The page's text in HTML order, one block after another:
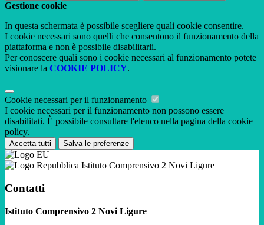
Gestione cookie
In questa schermata è possibile scegliere quali cookie consentire.
I cookie necessari sono quelli che consentono il funzionamento della
piattaforma e non è possibile disabilitarli.
Per conoscere quali sono i cookie necessari al funzionamento potete
visionare la COOKIE POLICY.
Cookie necessari per il funzionamento
I cookie necessari per il funzionamento non possono essere
disabilitati. È possibile consultare l'elenco nella pagina della cookie
policy.
Accetta tutti Salva le preferenze
Istituto Comprensivo 2 Novi Ligure
Contatti
Istituto Comprensivo 2 Novi Ligure